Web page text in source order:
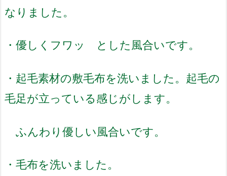
なりました。
・優しくフワッ とした風合いです。
・起毛素材の敷毛布を洗いました。起毛の
毛足が立っている感じがします。
ふんわり優しい風合いです。
・毛布を洗いました。